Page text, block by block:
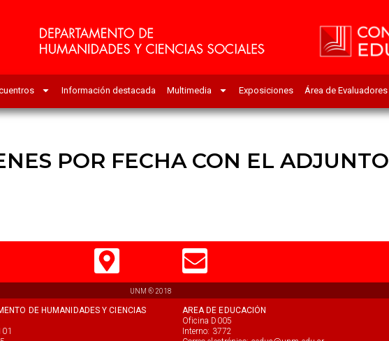
Información destacada Multimedia Exposiciones Área de Evaluadores
POR FECHA CON EL ADJUNTO
UNM ® 2018
DE HUMANIDADES Y CIENCIAS
AREA DE EDUCACIÓN
Oficina D005
Interno: 3772